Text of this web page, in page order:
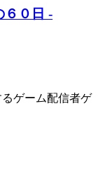
０日 -
ゲーム配信者ゲ